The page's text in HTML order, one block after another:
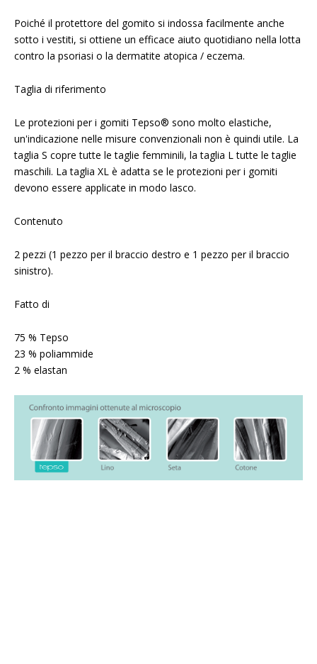
Poiché il protettore del gomito si indossa facilmente anche
sotto i vestiti, si ottiene un efficace aiuto quotidiano nella lotta
contro la psoriasi o la dermatite atopica / eczema.
Taglia di riferimento
Le protezioni per i gomiti Tepso® sono molto elastiche,
un'indicazione nelle misure convenzionali non è quindi utile. La
taglia S copre tutte le taglie femminili, la taglia L tutte le taglie
maschili. La taglia XL è adatta se le protezioni per i gomiti
devono essere applicate in modo lasco.
Contenuto
2 pezzi (1 pezzo per il braccio destro e 1 pezzo per il braccio
sinistro).
Fatto di
75 % Tepso
23 % poliammide
2 % elastan